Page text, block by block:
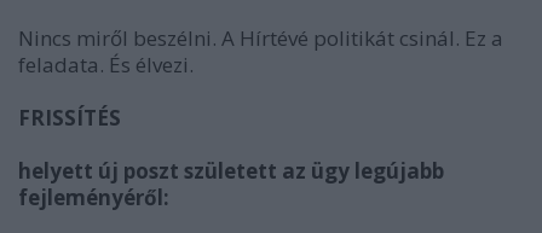
Nincs miről beszélni. A Hírtévé politikát csinál. Ez a
feladata. És élvezi.
FRISSÍTÉS
helyett új poszt született az ügy legújabb
fejleményéről: